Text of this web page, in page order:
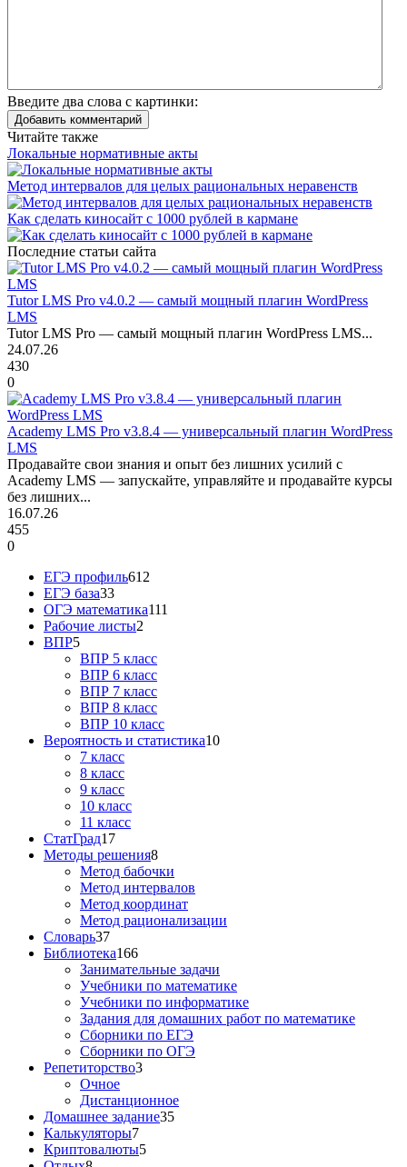
Введите два слова с картинки:
Добавить комментарий
Читайте также
Локальные нормативные акты
Метод интервалов для целых рациональных неравенств
Как сделать киносайт с 1000 рублей в кармане
Последние статьи сайта
Tutor LMS Pro v4.0.2 — самый мощный плагин WordPress
LMS
Tutor LMS Pro — самый мощный плагин WordPress LMS...
24.07.26
430
0
Academy LMS Pro v3.8.4 — универсальный плагин WordPress
LMS
Продавайте свои знания и опыт без лишних усилий с
Academy LMS — запускайте, управляйте и продавайте курсы
без лишних...
16.07.26
455
0
ЕГЭ профиль612
ЕГЭ база33
ОГЭ математика111
Рабочие листы2
ВПР5
ВПР 5 класс
ВПР 6 класс
ВПР 7 класс
ВПР 8 класс
ВПР 10 класс
Вероятность и статистика10
7 класс
8 класс
9 класс
10 класс
11 класс
СтатГрад17
Методы решения8
Метод бабочки
Метод интервалов
Метод координат
Метод рационализации
Словарь37
Библиотека166
Занимательные задачи
Учебники по математике
Учебники по информатике
Задания для домашних работ по математике
Сборники по ЕГЭ
Сборники по ОГЭ
Репетиторство3
Очное
Дистанционное
Домашнее задание35
Калькуляторы7
Криптовалюты5